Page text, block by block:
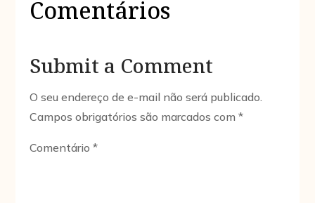
Comentários
Submit a Comment
O seu endereço de e-mail não será publicado.
Campos obrigatórios são marcados com*
Comentário*